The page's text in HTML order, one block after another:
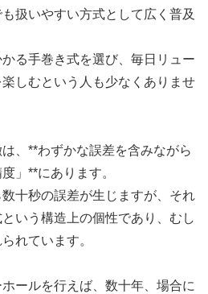
扱いやすい方式として広く普及
る手巻き式を選び、毎日リュー
しむという人も少なくありませ
、**わずかな誤差を含みながら
」**にあります。
十秒の誤差が生じますが、それ
いう構造上の個性であり、むし
れています。
ールを行えば、数十年、場合に